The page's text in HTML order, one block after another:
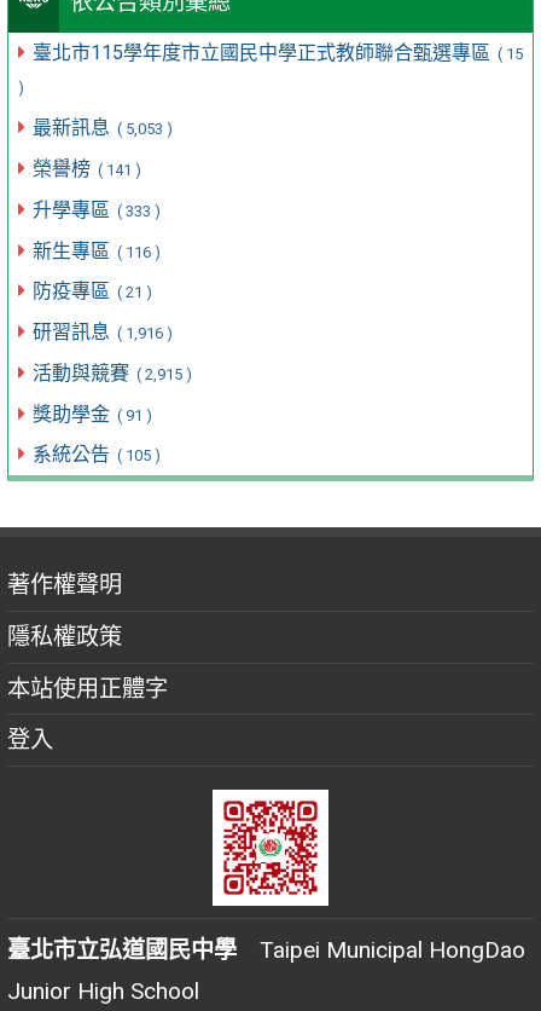
臺北市115學年度市立國民中學正式教師聯合甄選專區 ( 15
)
最新訊息 ( 5,053 )
榮譽榜 ( 141 )
升學專區 ( 333 )
新生專區 ( 116 )
防疫專區 ( 21 )
研習訊息 ( 1,916 )
活動與競賽 ( 2,915 )
獎助學金 ( 91 )
系統公告 ( 105 )
著作權聲明
隱私權政策
本站使用正體字
登入
臺北市立弘道國民中學 Taipei Municipal HongDao
Junior High School